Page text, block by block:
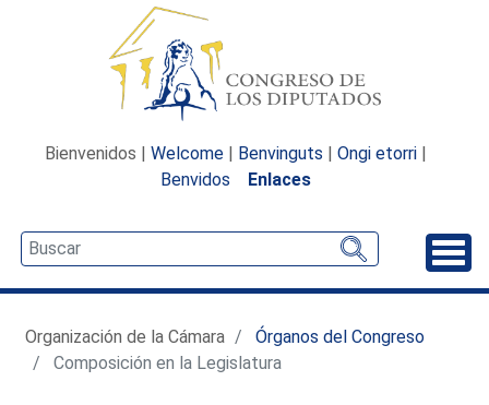
Bienvenidos | Welcome | Benvinguts | Ongi etorri |
Benvidos
Enlaces
Organización de la Cámara
Órganos del Congreso
Composición en la Legislatura